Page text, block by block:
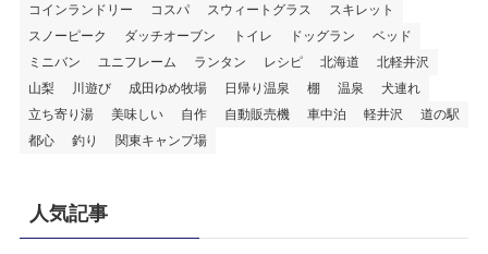
コインランドリー
コスパ スウィートグラス
スキレット
スノーピーク
ダッチオーブン トイレ ドッグラン
ベッド
ミニバン
ユニフレーム ランタン レシピ 北海道
北軽井沢
山梨
川遊び 成田ゆめ牧場 日帰り温泉 棚 温泉
犬連れ
立ち寄り湯
美味しい 自作 自動販売機 車中泊 軽井沢
道の駅
都心
釣り 関東キャンプ場
人気記事